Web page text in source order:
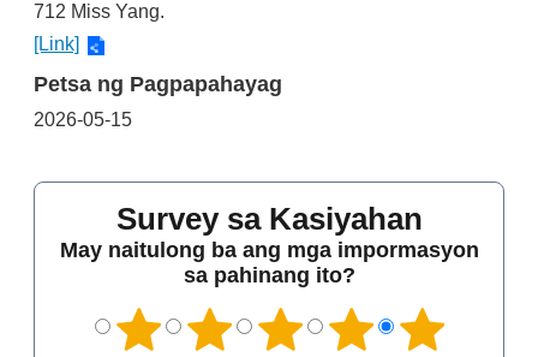
712 Miss Yang.
[Link]
Petsa ng Pagpapahayag
2026-05-15
Survey sa Kasiyahan
May naitulong ba ang mga impormasyon
sa pahinang ito?